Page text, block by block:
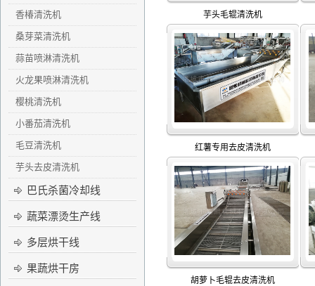
香椿清洗机
桑芽菜清洗机
蒜苗喷淋清洗机
火龙果喷淋清洗机
樱桃清洗机
小番茄清洗机
毛豆清洗机
芋头去皮清洗机
巴氏杀菌冷却线
蔬菜漂烫生产线
多层烘干线
果蔬烘干房
芋头毛辊清洗机
红薯专用去皮清洗机
胡萝卜毛辊去皮清洗机